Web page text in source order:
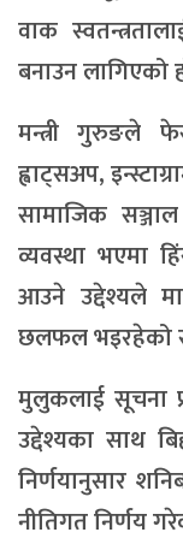
वाक
बनाउन लागिएको
मन्त्री गुरुङले
ह्वाट्सअप,
सामाजिक सञ्जाल
व्यवस्था भएमा
आउने उद्देश्यले
छलफल भइरहेको
मुलुकलाई सूचना
उद्देश्यका साथ
निर्णयानुसार
नीतिगत निर्णय